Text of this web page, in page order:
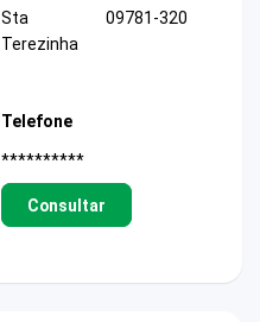
Sta
Terezinha
09781-320
Telefone
**********
Consultar